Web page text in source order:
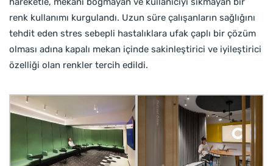
renk kullanımı kurgulandı. Uzun süre çalışanların sağlığını
tehdit eden stres sebepli hastalıklara ufak çaplı bir çözüm
olması adına kapalı mekan içinde sakinleştirici ve iyileştirici
özelliği olan renkler tercih edildi.